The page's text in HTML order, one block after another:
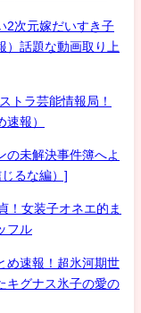
2次元嫁だいすき子
）話題な動画取り上
トラ芸能情報局！
速報）
の未解決事件簿へよ
るな編）]
女装子オネエ的ま
フル
め速報！超氷河期世
キグナス氷子の愛の